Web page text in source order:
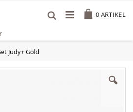
0 ARTIKEL
Judy+ Gold